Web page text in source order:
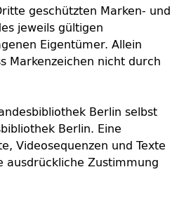
geschützten Marken- und
jeweils gültigen
Eigentümer. Allein
Markenzeichen nicht durch
Berlin selbst
Berlin. Eine
Videosequenzen und Texte
Zustimmung